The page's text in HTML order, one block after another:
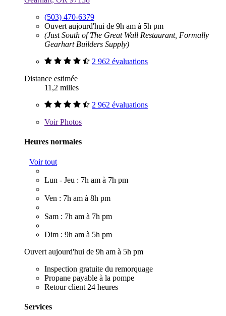
(503) 470-6379
Ouvert aujourd'hui de 9h am à 5h pm
(Just South of The Great Wall Restaurant, Formally
Gearhart Builders Supply)
2 962 évaluations
Distance estimée
11,2 milles
2 962 évaluations
VoirPhotos
Heures normales
Voir tout
Lun - Jeu : 7h am à 7h pm
Ven : 7h am à 8h pm
Sam : 7h am à 7h pm
Dim : 9h am à 5h pm
Ouvert aujourd'hui de 9h am à 5h pm
Inspection gratuite du remorquage
Propane payable à la pompe
Retour client 24 heures
Services